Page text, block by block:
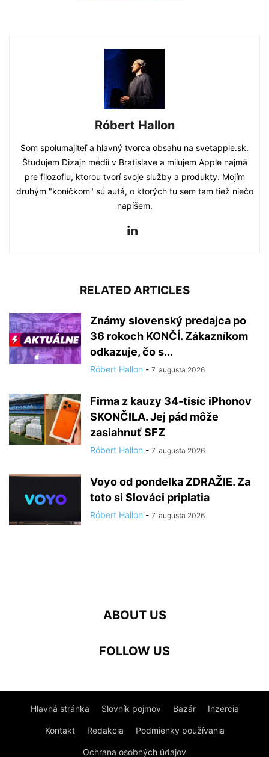
Róbert Hallon
Som spolumajiteľ a hlavný tvorca obsahu na svetapple.sk.
Študujem Dizajn médií v Bratislave a milujem Apple najmä
pre filozofiu, ktorou tvorí svoje služby a produkty. Mojím
druhým "koníčkom" sú autá, o ktorých tu sem tam tiež niečo
napíšem.
RELATED ARTICLES
Známy slovenský predajca po
36 rokoch KONČÍ. Zákazníkom
odkazuje, čo s...
Róbert Hallon - 7. augusta 2026
Firma z kauzy 34-tisíc iPhonov
SKONČILA. Jej pád môže
zasiahnuť SFZ
Róbert Hallon - 7. augusta 2026
Voyo od pondelka ZDRAŽIE. Za
toto si Slováci priplatia
Róbert Hallon - 7. augusta 2026
ABOUT US
FOLLOW US
Hlavná stránka Slovník pojmov Bazár Inzercia
Kontakt Redakcia Podmienky používania
Ochrana osobných údajov